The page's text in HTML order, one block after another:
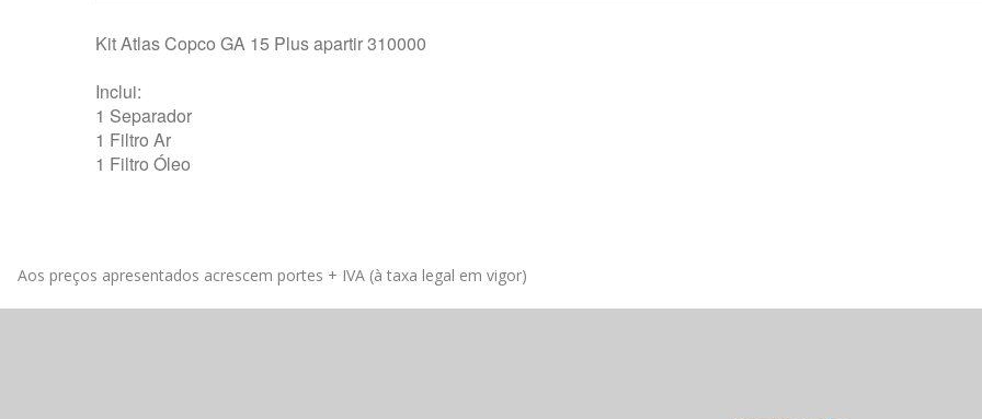
Kit Atlas Copco GA 15 Plus apartir 310000
Inclui:
1 Separador
1 Filtro Ar
1 Filtro Óleo
Aos preços apresentados acrescem portes + IVA (à taxa legal em vigor)